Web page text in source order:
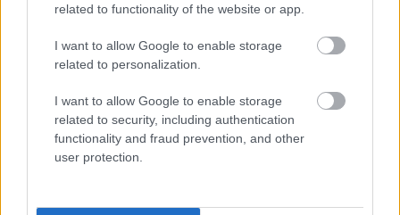
related to functionality of the website or app.
I want to allow Google to enable storage
related to personalization.
I want to allow Google to enable storage
related to security, including authentication
functionality and fraud prevention, and other
user protection.
Ολυμπιακός: Τελειώνει άμεσα του Μπραγκάντσα
σύμφωνα με την A Bola